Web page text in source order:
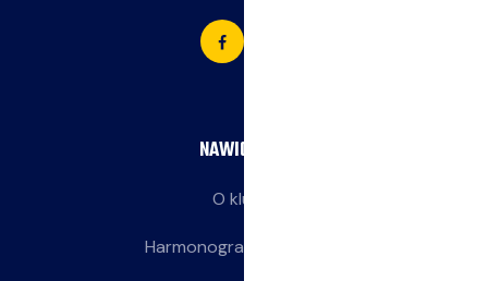
NAWIGACJA
O klubie
Harmonogram treningów